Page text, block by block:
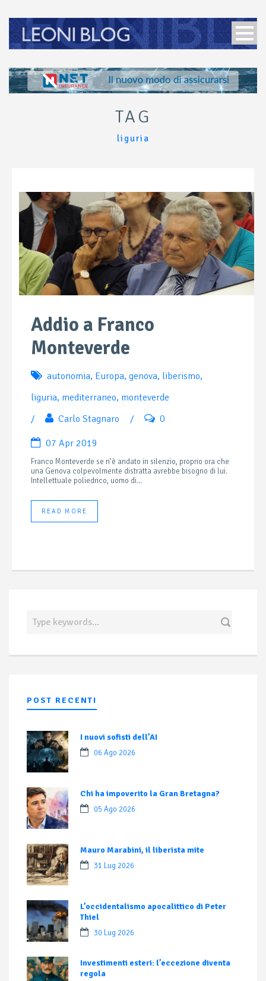
TAG
liguria
Addio a Franco
Monteverde
autonomia, Europa, genova, liberismo,
liguria, mediterraneo, monteverde
/
Carlo Stagnaro / 0
07 Apr 2019
Franco Monteverde se n’è andato in silenzio, proprio ora che
una Genova colpevolmente distratta avrebbe bisogno di lui.
Intellettuale poliedrico, uomo di...
READ MORE
POST RECENTI
I nuovi sofisti dell’AI
06 Ago 2026
Chi ha impoverito la Gran Bretagna?
05 Ago 2026
Mauro Marabini, il liberista mite
31 Lug 2026
L’occidentalismo apocalittico di Peter
Thiel
30 Lug 2026
Investimenti esteri: l’eccezione diventa
regola